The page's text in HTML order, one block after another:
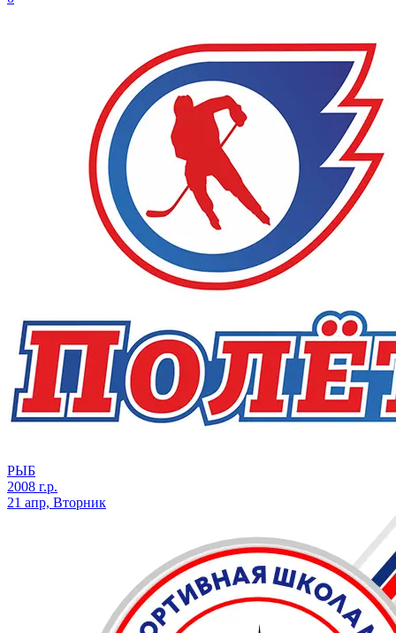
РЫБ
2008 г.р.
21 апр, Вторник